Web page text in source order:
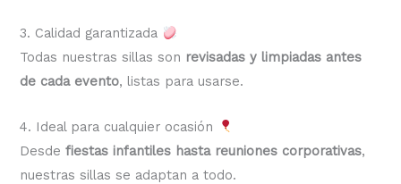
3. Calidad garantizada
Todas nuestras sillas son revisadas y limpiadas antes
de cada evento, listas para usarse.
4. Ideal para cualquier ocasión
Desdefiestas infantiles hasta reuniones corporativas,
nuestras sillas se adaptan a todo.